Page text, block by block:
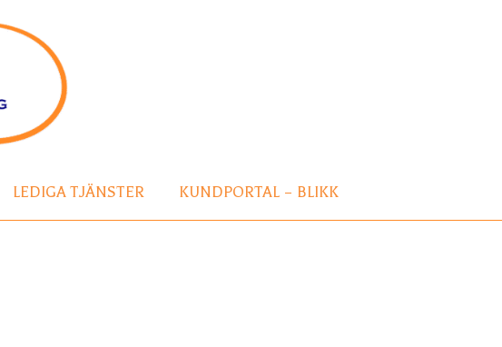
LEDIGA TJÄNSTER KUNDPORTAL – BLIKK